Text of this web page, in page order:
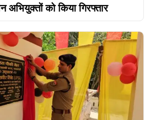
अभियुक्तों को किया गिरफ्तार